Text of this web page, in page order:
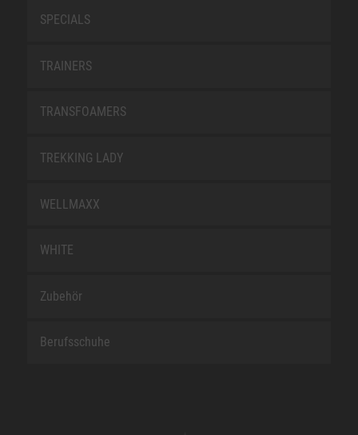
SPECIALS
TRAINERS
TRANSFOAMERS
TREKKING LADY
WELLMAXX
WHITE
Zubehör
Berufsschuhe